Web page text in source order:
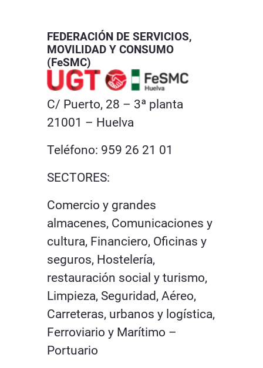
FEDERACIÓN DE SERVICIOS,
MOVILIDAD Y CONSUMO
(FeSMC)
C/ Puerto, 28 – 3ª planta
21001 – Huelva
Teléfono: 959 26 21 01
SECTORES:
Comercio y grandes
almacenes, Comunicaciones y
cultura, Financiero, Oficinas y
seguros, Hostelería,
restauración social y turismo,
Limpieza, Seguridad, Aéreo,
Carreteras, urbanos y logística,
Ferroviario y Marítimo –
Portuario